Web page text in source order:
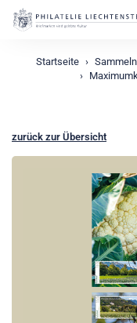
Startseite Sammeln
zurück zur Übersicht